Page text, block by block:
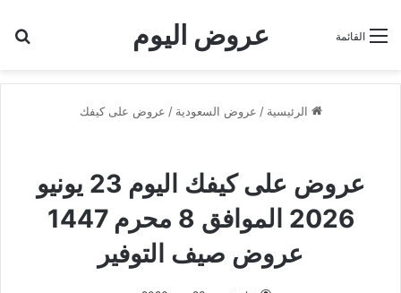
عروض اليوم القائمة
الرئيسية / عروض السعودية / عروض على كيفك
عروض على كيفك اليوم 23 يونيو
2026 الموافق 8 محرم 1447
عروض صيف التوفير